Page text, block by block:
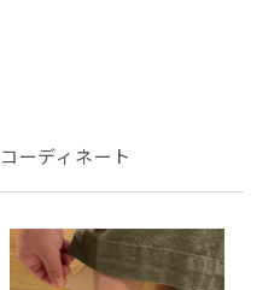
ーディネート